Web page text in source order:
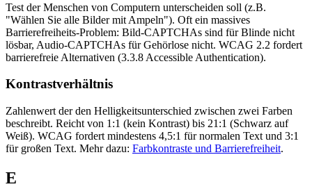
Test der Menschen von Computern unterscheiden soll (z.B.
"Wählen Sie alle Bilder mit Ampeln"). Oft ein massives
Barrierefreiheits-Problem: Bild-CAPTCHAs sind für Blinde nicht
lösbar, Audio-CAPTCHAs für Gehörlose nicht. WCAG 2.2 fordert
barrierefreie Alternativen (3.3.8 Accessible Authentication).
Kontrastverhältnis
Zahlenwert der den Helligkeitsunterschied zwischen zwei Farben
beschreibt. Reicht von 1:1 (kein Kontrast) bis 21:1 (Schwarz auf
Weiß). WCAG fordert mindestens 4,5:1 für normalen Text und 3:1
für großen Text. Mehr dazu: Farbkontraste und Barrierefreiheit.
E